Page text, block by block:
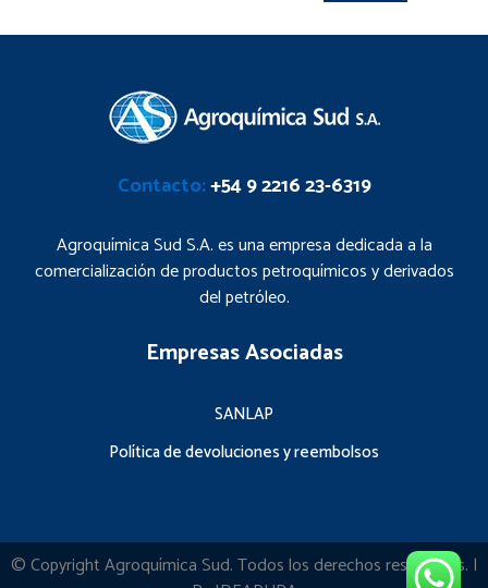
Contacto:+54 9 2216 23-6319
Agroquímica Sud S.A. es una empresa dedicada a la
comercialización de productos petroquímicos y derivados
del petróleo.
Empresas Asociadas
SANLAP
Política de devoluciones y reembolsos
© CopyrightAgroquímica Sud. Todos los derechos reservados. |